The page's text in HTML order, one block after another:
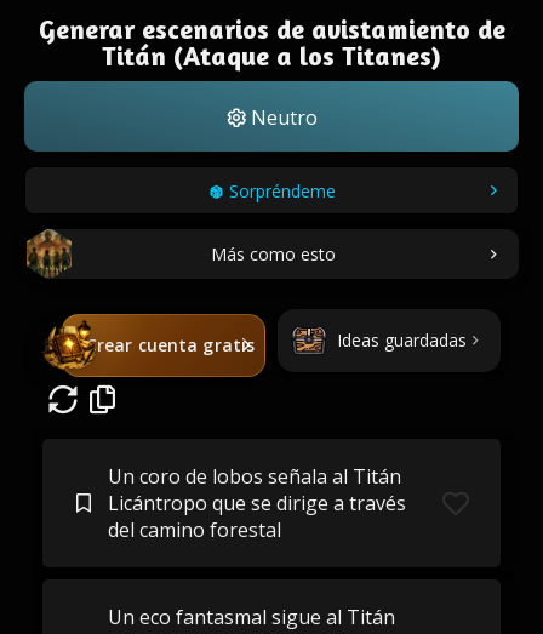
Generar escenarios de avistamiento de
Titán (Ataque a los Titanes)
Neutro
Sorpréndeme
Más como esto
Crear cuenta gratis Ideas guardadas
Un coro de lobos señala al Titán
Licántropo que se dirige a través
del camino forestal
Un eco fantasmal sigue al Titán